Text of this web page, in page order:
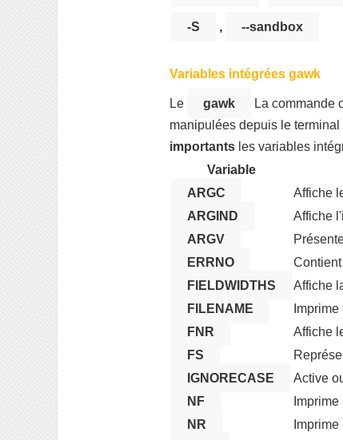
-S
, --sandbox
Variables intégrées gawk
Le gawk
La commande
manipulées depuis le
importants les variables
Variable
ARGC
Affiche
ARGIND
Affiche
ARGV
ERRNO
FIELDWIDTHS
Affiche
FILENAME
FNR
Affiche
FS
IGNORECASE
Active
NF
NR